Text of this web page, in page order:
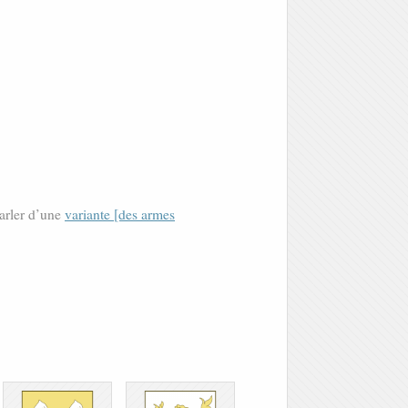
d’une variante [des armes